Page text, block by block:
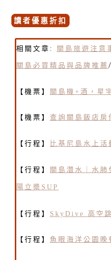
讀者優惠折扣
相關文章: 關島旅遊注意
關島必買精品與品牌推薦 /
【機票】 關島機+酒，星
【機票】 查詢關島飯店房
【行程】 比基尼島水上活
【行程】 關島潛水｜水肺
陽立槳SUP
【行程】 SkyDive 高空
【行程】 魚眼海洋公園晚